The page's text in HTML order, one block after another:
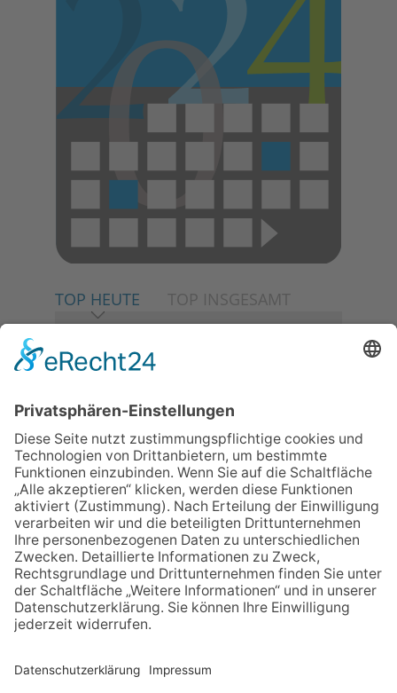
TOP HEUTE TOP INSGESAMT
06.08.2026
Baustellenführung führt auch in
die Zukunft der Stadt
Königstein
06.08.2026
Klinikforum zum Thema
Karpaltunnelsyndrom
06.08.2026
Gewinnspiel zum Start ins
Schuljahr
30.07.2026
Ganz Niederhöchstadt wird zur
Festmeile